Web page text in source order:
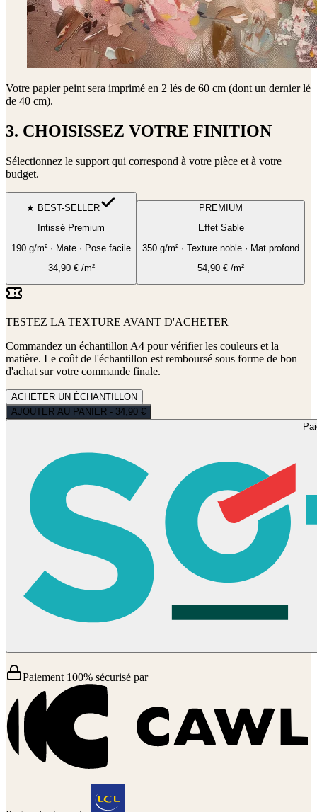
Votre papier peint sera imprimé en 2 lés de 60 cm (dont un dernier lé
de 40 cm).
3. CHOISISSEZ VOTRE FINITION
Sélectionnez le support qui correspond à votre pièce et à votre
budget.
★ BEST-SELLER
Intissé Premium
190 g/m² · Mate · Pose facile
34,90€/m²
PREMIUM
Effet Sable
350 g/m² · Texture noble · Mat profond
54,90 € /m²
TESTEZ LA TEXTURE AVANT D'ACHETER
Commandez un échantillon A4 pour vérifier les couleurs et la
matière. Le coût de l'échantillon est remboursé sous forme de bon
d'achat sur votre commande finale.
ACHETER UN ÉCHANTILLON
AJOUTER AU PANIER - 34,90 €
Paiement 100% sécurisé par